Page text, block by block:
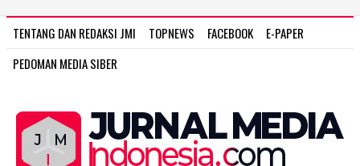
TENTANG DAN REDAKSI JMI TOPNEWS FACEBOOK
E-PAPER
PEDOMAN MEDIA SIBER